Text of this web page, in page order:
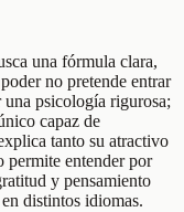
una fórmula clara,
no pretende entrar
una psicología rigurosa;
capaz de
tanto su atractivo
entender por
y pensamiento
distintos idiomas.